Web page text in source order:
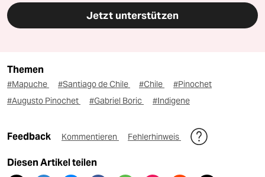
Jetzt unterstützen
Themen
#Mapuche #Santiago de Chile #Chile
#Pinochet
#Augusto Pinochet
#Gabriel Boric #Indigene
Feedback Kommentieren Fehlerhinweis
Diesen Artikel teilen